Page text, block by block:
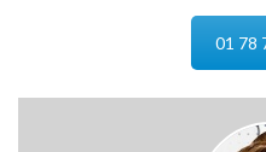
01 78